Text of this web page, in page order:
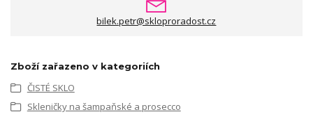
bilek.petr@skloproradost.cz
Zboží zařazeno v kategoriích
ČISTÉ SKLO
Skleničky na šampaňské a prosecco